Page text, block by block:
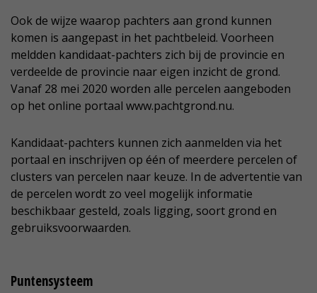
Ook de wijze waarop pachters aan grond kunnen
komen is aangepast in het pachtbeleid. Voorheen
meldden kandidaat-pachters zich bij de provincie en
verdeelde de provincie naar eigen inzicht de grond.
Vanaf 28 mei 2020 worden alle percelen aangeboden
op het online portaal www.pachtgrond.nu.
Kandidaat-pachters kunnen zich aanmelden via het
portaal en inschrijven op één of meerdere percelen of
clusters van percelen naar keuze. In de advertentie van
de percelen wordt zo veel mogelijk informatie
beschikbaar gesteld, zoals ligging, soort grond en
gebruiksvoorwaarden.
Puntensysteem